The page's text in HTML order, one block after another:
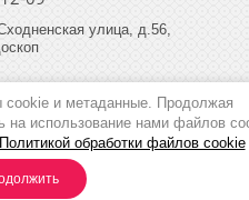
cookie и метаданные. Продолжая
на использование нами файлов
Политикой обработки файлов cookie
улица, д.56,